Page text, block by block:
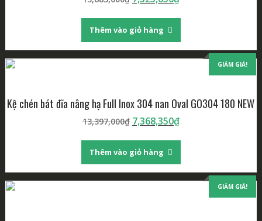
là:
13,683,000₫.
7,525,650₫.
Thêm vào giỏ hàng
GIẢM GIÁ!
Kệ chén bát đĩa nâng hạ Full Inox 304 nan Oval GO304 180 NEW
13,397,000₫ Giá
là:
13,397,000₫.
7,368,350₫Giá
7,368,350₫.
Thêm vào giỏ hàng
GIẢM GIÁ!